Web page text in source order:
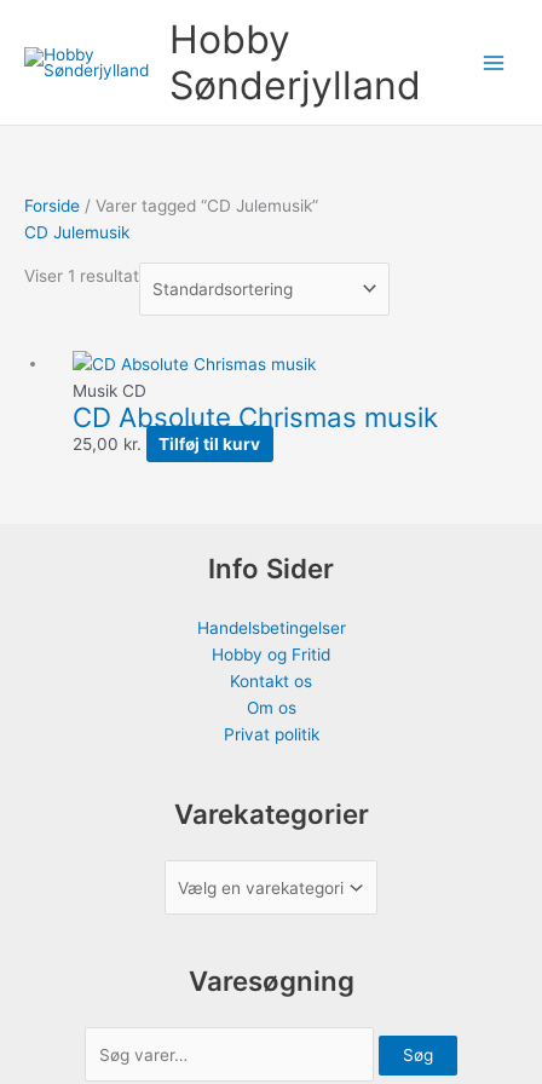
indholdet
Hobby
Sønderjylland
Forside / Varer tagged “CD Julemusik”
CD Julemusik
Viser 1 resultat
Musik CD
CD Absolute Chrismas musik
25,00 kr. Tilføj til kurv
Info Sider
Handelsbetingelser
Hobby og Fritid
Kontakt os
Om os
Privat politik
Varekategorier
Varesøgning
Søg